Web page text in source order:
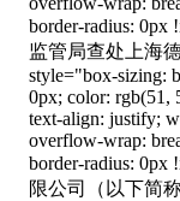
border-radius:
监管局查处上海
style="box-sizing:
0px; color: rgb(51,
text-align: justify;
overflow-wrap:
border-radius:
限公司（以下简